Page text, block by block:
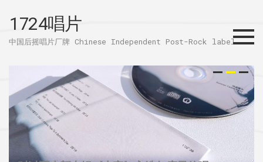
1724唱片
中国后摇唱片厂牌 Chinese Independent Post-Rock label
Menu